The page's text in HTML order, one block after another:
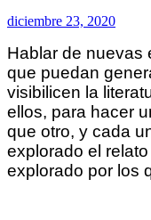
diciembre 23, 2020
Hablar de nuevas
que puedan
visibilicen la
ellos, para hacer
que otro, y cada
explorado el
explorado por los